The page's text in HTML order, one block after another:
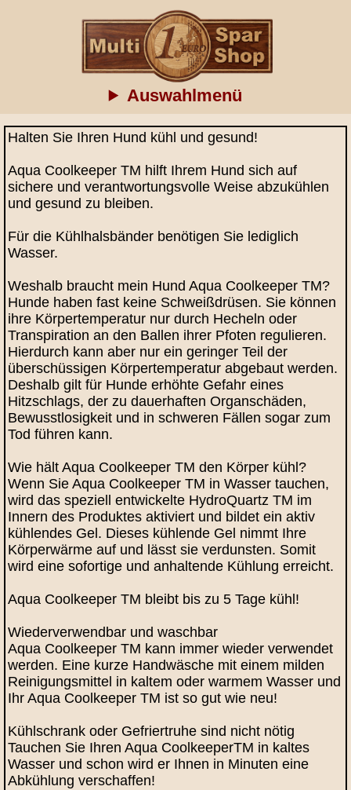
Auswahlmenü
Halten Sie Ihren Hund kühl und gesund!
Aqua Coolkeeper TM hilft Ihrem Hund sich auf
sichere und verantwortungsvolle Weise abzukühlen
und gesund zu bleiben.
Für die Kühlhalsbänder benötigen Sie lediglich
Wasser.
Weshalb braucht mein Hund Aqua Coolkeeper TM?
Hunde haben fast keine Schweißdrüsen. Sie können
ihre Körpertemperatur nur durch Hecheln oder
Transpiration an den Ballen ihrer Pfoten regulieren.
Hierdurch kann aber nur ein geringer Teil der
überschüssigen Körpertemperatur abgebaut werden.
Deshalb gilt für Hunde erhöhte Gefahr eines
Hitzschlags, der zu dauerhaften Organschäden,
Bewusstlosigkeit und in schweren Fällen sogar zum
Tod führen kann.
Wie hält Aqua Coolkeeper TM den Körper kühl?
Wenn Sie Aqua Coolkeeper TM in Wasser tauchen,
wird das speziell entwickelte HydroQuartz TM im
Innern des Produktes aktiviert und bildet ein aktiv
kühlendes Gel. Dieses kühlende Gel nimmt Ihre
Körperwärme auf und lässt sie verdunsten. Somit
wird eine sofortige und anhaltende Kühlung erreicht.
Aqua Coolkeeper TM bleibt bis zu 5 Tage kühl!
Wiederverwendbar und waschbar
Aqua Coolkeeper TM kann immer wieder verwendet
werden. Eine kurze Handwäsche mit einem milden
Reinigungsmittel in kaltem oder warmem Wasser und
Ihr Aqua Coolkeeper TM ist so gut wie neu!
Kühlschrank oder Gefriertruhe sind nicht nötig
Tauchen Sie Ihren Aqua CoolkeeperTM in kaltes
Wasser und schon wird er Ihnen in Minuten eine
Abkühlung verschaffen!